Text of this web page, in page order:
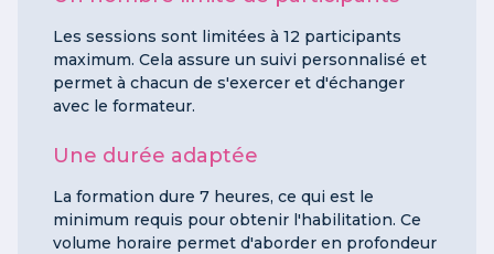
Les sessions sont limitées à 12 participants
maximum. Cela assure un suivi personnalisé et
permet à chacun de s'exercer et d'échanger
avec le formateur.
Une durée adaptée
La formation dure 7 heures, ce qui est le
minimum requis pour obtenir l'habilitation. Ce
volume horaire permet d'aborder en profondeur